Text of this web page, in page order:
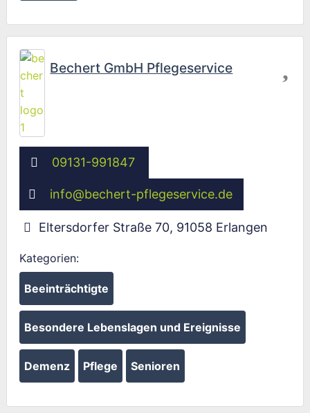
Bechert GmbH Pflegeservice
09131-991847
info@bechert-pflegeservice.de
Eltersdorfer Straße 70, 91058 Erlangen
Kategorien:
Beeinträchtigte
Besondere Lebenslagen und Ereignisse
Demenz Pflege Senioren